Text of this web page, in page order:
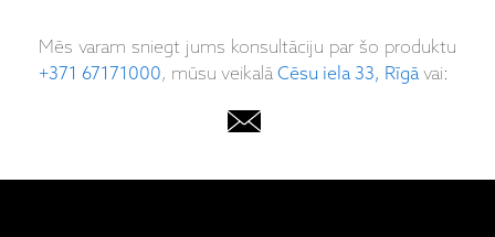
Mēs varam sniegt jums konsultāciju par šo produktu
+371 67171000, mūsu veikalāCēsu iela 33, Rīgāvai: